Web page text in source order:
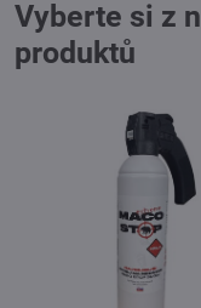
Vyberte si z
produktů